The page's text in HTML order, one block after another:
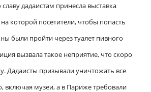
дадаистам принесла выставка
на которой посетители, чтобы попасть
были пройти через туалет пивного
вызвала такое неприятие, что скоро
Дадаисты призывали уничтожать все
включая музеи, а в Париже требовали